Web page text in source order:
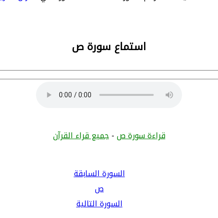
استماع سورة ص
قراءة سورة ص-جميع قراء القرآن
السورة السابقة
ص
السورة التالية